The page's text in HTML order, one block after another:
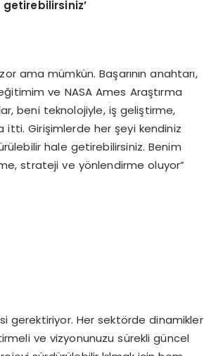
getirebilirsiniz’
ama mümkün. Başarının anahtarı,
ve NASA Ames Araştırma
beni teknolojiyle, iş geliştirme,
Girişimlerde her şeyi kendiniz
hale getirebilirsiniz. Benim
strateji ve yönlendirme oluyor”
gerektiriyor. Her sektörde dinamikler
ve vizyonunuzu sürekli güncel